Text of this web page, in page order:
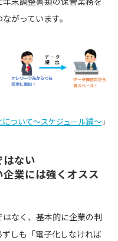
がっています。
ついて～スケジュール編～ 」
はない
業には強くオスス
なく、基本的に企業の判
しも「電子化しなければ